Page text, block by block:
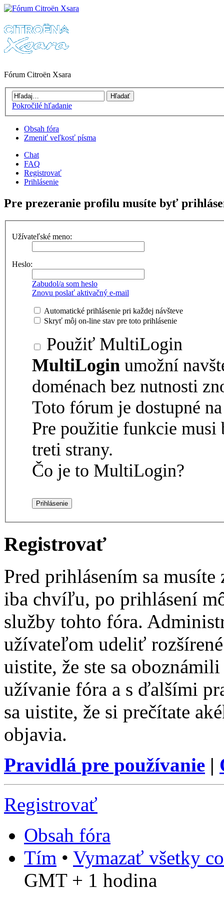
Fórum Citroën Xsara
Pokročilé hľadanie
Obsah fóra
Zmeniť veľkosť písma
Chat
FAQ
Registrovať
Prihlásenie
Pre prezeranie profilu musíte byť
Užívateľské meno:
Heslo:
Zabudol/a som heslo
Znovu poslať aktivačný e-mail
Automatické prihlásenie pri každej návšteve
Skryť môj on-line stav pre toto prihlásenie
Použiť MultiLogin
MultiLogin umožní
doménach bez nutnosti
Toto fórum je dostupné
Pre použitie funkcie
treti strany.
Čo je to MultiLogin?
Registrovať
Pred prihlásením sa
iba chvíľu, po prihlásení
služby tohto fóra.
užívateľom udeliť
uistite, že ste sa
užívanie fóra a s ďalšími
sa uistite, že si prečítate
objavia.
Pravidlá pre používanie |
Registrovať
Obsah fóra
Tím • Vymazať všetky
GMT + 1 hodina